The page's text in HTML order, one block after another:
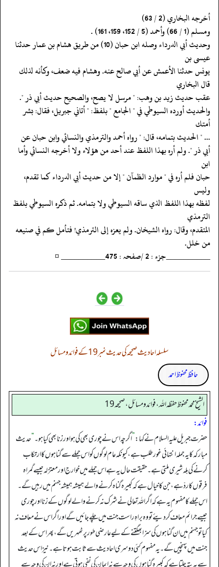
‏‏‏‏أخرجه البخاري (2 / 63)
‏‏‏‏ومسلم (1 / 66) وأحمد (5 / 152، 159، 161) .
‏‏‏‏وحديث أبي الدرداء وصله ابن حبان (10) من طريق هشام بن عمار حدثنا
عيسى بن
‏‏‏‏يونس حدثنا الأعمش عن أبي صالح عنه. وهشام فيه ضعف، وكأنه لذلك
قال البخاري
‏‏‏‏عقب حديث زيد بن وهب: " مرسل لا يصح، والصحيح حديث أبي ذر ".
‏‏‏‏والحديث أورده السيوطي في " الجامع " بلفظ: " أتاني جبريل، فقال: بشر
أمتك
‏‏‏‏... " الحديث بتمامه، قال: " رواه أحمد والترمذي والنسائي وابن حبان عن
‏‏‏‏أبي ذر ". ولم أره بهذا اللفظ عند أحد من هؤلاء ولا أخرجه النسائي وأما
ابن
‏‏‏‏حبان فلم أره في " موارد الظمآن " إلا من حديث أبي الدرداء كما تقدم،
وليس
‏‏‏‏لفظه بهذا اللفظ الذي ساقه السيوطي ولا بتمامه. ثم ذكره السيوطي بلفظ
الترمذي
‏‏‏‏المتقدم، وقال: رواه الشيخان. ولم يعزه إلى الترمذي! فتأمل كم في صنيعه
‏‏‏‏من خلل.
‏‏‏‏__________جزء : 2 /صفحہ : 475__________ ¤
سلسلہ احادیث صحیحہ کی حدیث نمبر 19 کے فوائد و مسائل
حافظ محفوظ احمد
الشيخ محمد محفوظ حفظہ الله، فوائد و مسائل، صحیحہ 19
فوائد:
حضرت جبریل علیہ السلام نے کہا:”اگرچہ اس نے چوری بھی کی ہو اور زنا بھی کیا ہو۔“حدیث
مبارکہ کا یہ جملہ انتہائی غور طلب ہے، کیونکہ عام لوگوں کو اس جملے سے گناہوں کا ارتکاب
کرنے کی ہلہ شیری ملتی ہے۔ حقیقت حال یہ ہے اس جملے میں خوارج اور معتزلہ جیسے گمراہ
فرقوں کا ردّ ہے، جن کا خیال ہے کہ کبیرہ گناہ کرنے والے ہمیشہ ہمیشہ جہنم میں رہیں گے۔
اس جملے کا مفہوم یہ ہے کہ اگر اللہ تعالی نے شرک نہ کرنے والے لوگوں کے زنا اور چوری
جیسے جرائم معاف کر دیئے تو وہ براہِ راست جنت میں چلے جائیں گے اور اگر اس نے معاف نہ
کیا تو جہنم میں ان گناہوں کی سزا بھگتنے کے لیے عارضی طور پر ٹھہریں گے، پھر اس کے بعد
جنت میں پہنچیں گے۔ یہ مفہوم کئی دوسری احادیث سے ثابت ہوتا ہے۔ نیز اس حدیث